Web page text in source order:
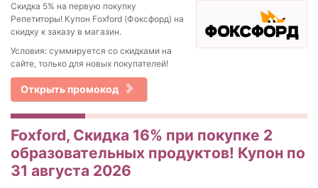
Скидка 5% на первую покупку
Репетиторы! Купон Foxford (Фоксфорд) на
скидку к заказу в магазин.
Условия: суммируется со скидками на
сайте, только для новых покупателей!
Открыть промокод
Foxford, Скидка 16% при покупке 2
образовательных продуктов! Купон по
31 августа 2026